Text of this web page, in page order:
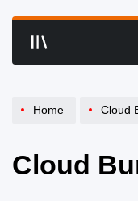
Home Cloud
Cloud